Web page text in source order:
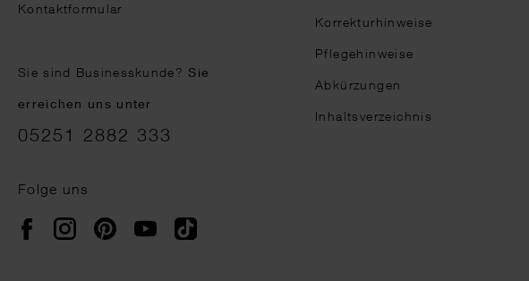
Kontaktformular
Sie sind Businesskunde?Sie
erreichen uns unter
05251 2882 333
Folge uns
FacebookInstagramPinterestYouTubeTikTok
Korrekturhinweise
Pflegehinweise
Abkürzungen
Inhaltsverzeichnis